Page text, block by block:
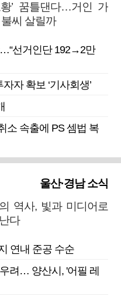
황’ 꿈틀댄다…거인 가
씨 살릴까
선거인단 192→2만
자 확보 ‘기사회생’
소 속출에 PS 셈법 복
울산·경남 소식
역사, 빛과 미디어로
다
연내 준공 수순
려… 양산시, '어필 레